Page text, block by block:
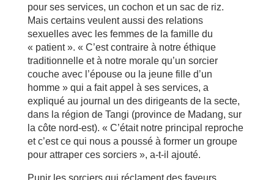
pour ses services, un cochon et un sac de riz.
Mais certains veulent aussi des relations
sexuelles avec les femmes de la famille du
« patient ». « C’est contraire à notre éthique
traditionnelle et à notre morale qu’un sorcier
couche avec l’épouse ou la jeune fille d’un
homme » qui a fait appel à ses services, a
expliqué au journal un des dirigeants de la secte,
dans la région de Tangi (province de Madang, sur
la côte nord-est). « C’était notre principal reproche
et c’est ce qui nous a poussé à former un groupe
pour attraper ces sorciers », a-t-il ajouté.
Punir les sorciers qui réclament des faveurs